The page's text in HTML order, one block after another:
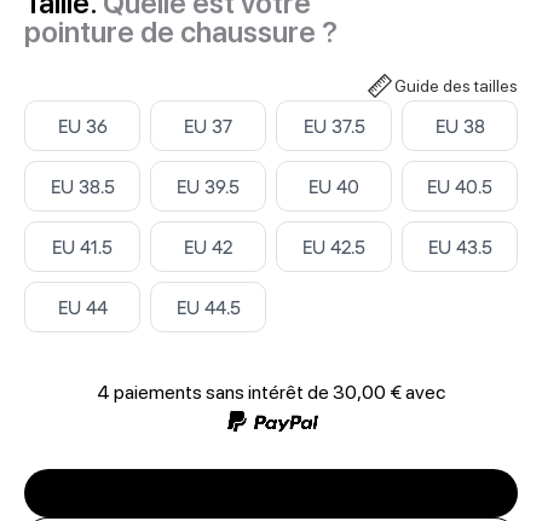
pointure de chaussure ?
Guide des tailles
Select ‎
EU 36 Select ‎
EU 37 Select ‎
EU 37.5 Select ‎
EU 38
Select ‎
EU 38.5 Select ‎
EU 39.5 Select ‎
EU 40 Select ‎
EU 40.5
Select ‎
EU 41.5 Select ‎
EU 42 Select ‎
EU 42.5 Select ‎
EU 43.5
Select ‎
EU 44 Select ‎
EU 44.5
4 paiements sans intérêt de 30,00 €avec